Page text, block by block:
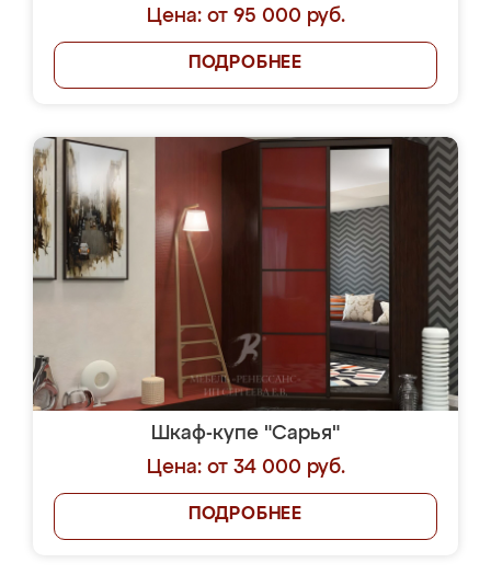
Цена: от 95 000 руб.
ПОДРОБНЕЕ
Шкаф-купе "Сарья"
Цена: от 34 000 руб.
ПОДРОБНЕЕ